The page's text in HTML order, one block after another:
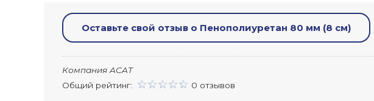
Оставьте свой отзыв о Пенополиуретан 80 мм (8 см)
Компания ACAT
Общий рейтинг:
0 отзывов